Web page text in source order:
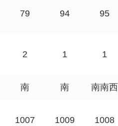
79 94 95
2 1 1
南 南 南南西
1007 1009 1008